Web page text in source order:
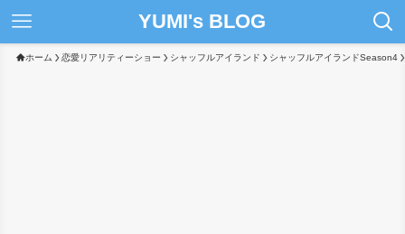
YUMI's BLOG
ホーム 恋愛リアリティーショー シャッフルアイランド シャッフルアイランドSeason4